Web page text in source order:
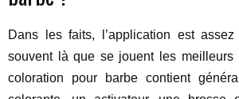
Dans les faits, l’application est assez
souvent là que se jouent les meilleurs
coloration pour barbe contient